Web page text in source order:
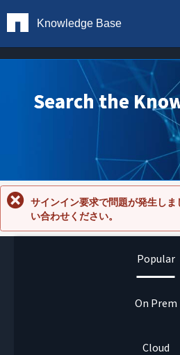
Knowledge Base
Search the
サインイン要求で問題が発生し
い合わせください。
Popular
On Prem
Cloud